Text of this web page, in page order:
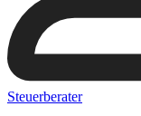
Steuerberater